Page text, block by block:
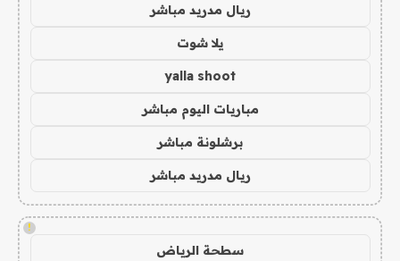
ريال مدريد مباشر
يلا شوت
yalla shoot
مباريات اليوم مباشر
برشلونة مباشر
ريال مدريد مباشر
!
سطحة الرياض